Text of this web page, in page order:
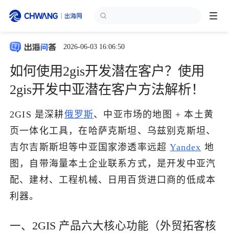
跨境展会
出海服务
出海资讯
跨境报告
出海导航
2026-06-03 16:06:50
如何使用2gis开发潜在客户？使用
2gis开发中亚潜在客户方法解析！
2GIS 是深耕俄罗斯、中亚市场的地图 + 本土黄
页一体化工具，在哈萨克斯坦、乌兹别克斯坦、
吉尔吉斯斯坦等中亚国家渗透率远超Yandex 地
图，自带海量本土企业联系方式，是开发中亚汽
配、建材、工程机械、日用百货进口商的低成本
利器。
一、2GIS 产品六大核心功能（外贸拓客核